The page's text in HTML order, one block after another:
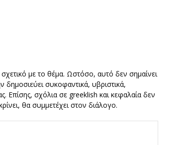
με το θέμα. Ωστόσο, αυτό δεν σημαίνει
δημοσιεύει συκοφαντικά, υβριστικά,
Επίσης, σχόλια σε greeklish και κεφαλαία δεν
θα συμμετέχει στον διάλογο.